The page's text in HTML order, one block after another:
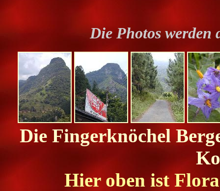
Die Photos
Die Fingerknöchel
Hier oben ist